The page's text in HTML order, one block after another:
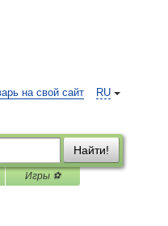
RU
на свой сайт
Найти!
Игры ⚽